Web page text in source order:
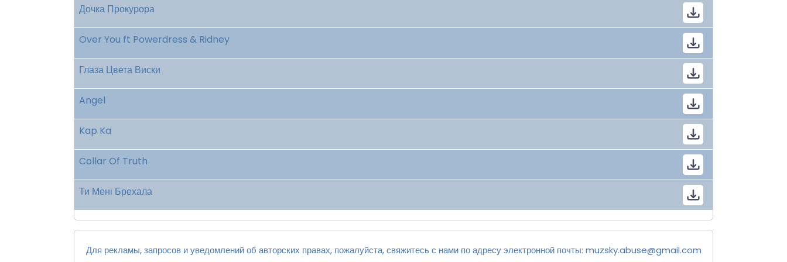
Дочка Прокурора
Over You ft Powerdress & Ridney
Глаза Цвета Виски
Angel
Kap Ka
Collar Of Truth
Ти Мені Брехала
Для рекламы, запросов и уведомлений об авторских правах, пожалуйста, свяжитесь с нами по адресу электронной почты: muzsky.abuse@gmail.com